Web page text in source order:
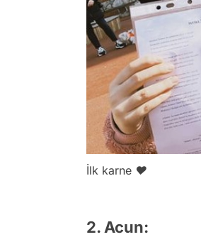
İlk karne ♥️
2. Acun: